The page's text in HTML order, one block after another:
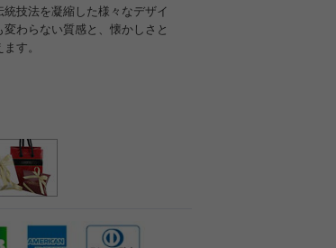
技法を凝縮した様々なデザイ
わらない質感と、懐かしさと
す。